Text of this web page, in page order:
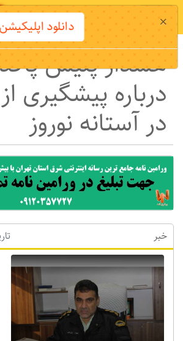
هشدار پلیس
درباره پیشگیری
در آستانه نوروز
خبر
× دانلود اپلیکیشن